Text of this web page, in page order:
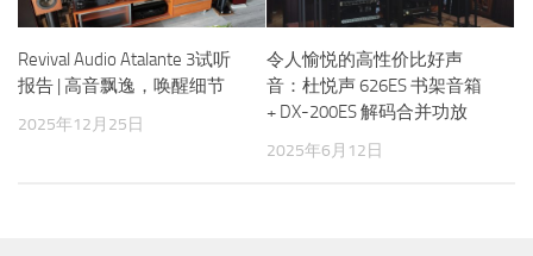
Revival Audio Atalante 3试听
报告 | 高音飘逸，唤醒细节
2025年12月25日
令人愉悦的高性价比好声
音：杜悦声 626ES 书架音箱
+ DX-200ES 解码合并功放
2025年6月12日